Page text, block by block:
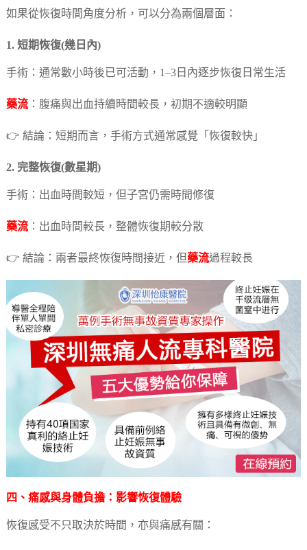
如果從恢復時間角度分析，可以分為兩個層面：
1. 短期恢復(幾日內)
手術：通常數小時後已可活動，1–3日內逐步恢復日常生活
藥流：腹痛與出血持續時間較長，初期不適較明顯
👉 結論：短期而言，手術方式通常感覺「恢復較快」
2. 完整恢復(數星期)
手術：出血時間較短，但子宮仍需時間修復
藥流：出血時間較長，整體恢復期較分散
👉 結論：兩者最終恢復時間接近，但藥流過程較長
四、痛感與身體負擔：影響恢復體驗
恢復感受不只取決於時間，亦與痛感有關：